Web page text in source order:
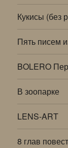
Кукисы (без
Пять писем
BOLERO
В зоопарке
LENS-ART
8 глав